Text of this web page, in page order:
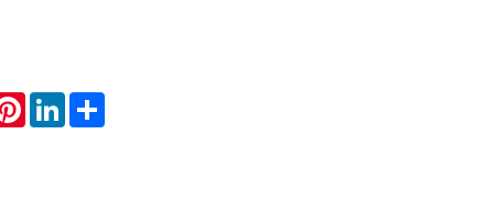
PinterestLinkedIn